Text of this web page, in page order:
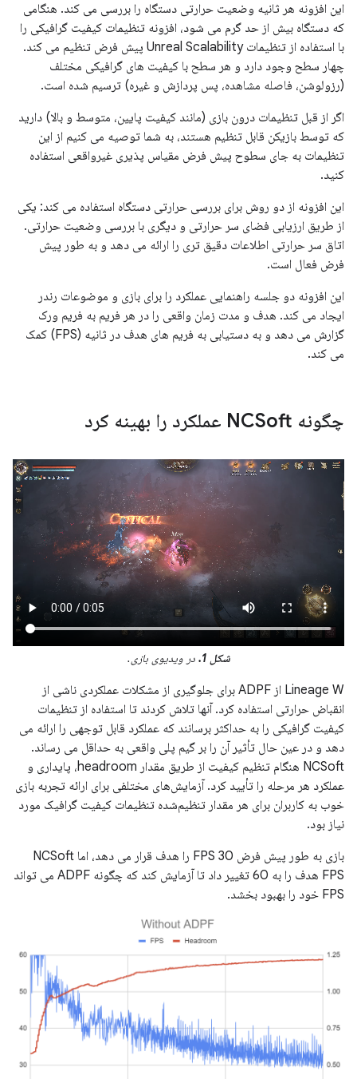
این افزونه هر ثانیه وضعیت حرارتی دستگاه را بررسی می کند. هنگامی
که دستگاه بیش از حد گرم می شود، افزونه تنظیمات کیفیت گرافیکی را
با استفاده از تنظیمات Unreal Scalability پیش فرض تنظیم می کند.
چهار سطح وجود دارد و هر سطح با کیفیت های گرافیکی مختلف
(رزولوشن، فاصله مشاهده، پس پردازش و غیره) ترسیم شده است.
اگر از قبل تنظیمات درون بازی (مانند کیفیت پایین، متوسط ​​و بالا) دارید
که توسط بازیکن قابل تنظیم هستند، به شما توصیه می کنیم از این
تنظیمات به جای سطوح پیش فرض مقیاس پذیری غیرواقعی استفاده
کنید.
این افزونه از دو روش برای بررسی حرارتی دستگاه استفاده می کند: یکی
از طریق ارزیابی فضای سر حرارتی و دیگری با بررسی وضعیت حرارتی.
اتاق سر حرارتی اطلاعات دقیق تری را ارائه می دهد و به طور پیش
فرض فعال است.
این افزونه دو جلسه راهنمایی عملکرد را برای بازی و موضوعات رندر
ایجاد می کند. هدف و مدت زمان واقعی را در هر فریم به فریم ورک
گزارش می دهد و به دستیابی به فریم های هدف در ثانیه (FPS) کمک
می کند.
چگونه NCSoft عملکرد را بهینه کرد
شکل 1. در ویدیوی بازی.
Lineage W از ADPF برای جلوگیری از مشکلات عملکردی ناشی از
انقباض حرارتی استفاده کرد. آنها تلاش کردند تا استفاده از تنظیمات
کیفیت گرافیکی را به حداکثر برسانند که عملکرد قابل توجهی را ارائه می
دهد و در عین حال تأثیر آن را بر گیم پلی واقعی به حداقل می رساند.
NCSoft هنگام تنظیم کیفیت از طریق مقدار headroom، پایداری و
عملکرد هر مرحله را تأیید کرد. آزمایش‌های مختلفی برای ارائه تجربه بازی
خوب به کاربران برای هر مقدار تنظیم‌شده تنظیمات کیفیت گرافیک مورد
نیاز بود.
بازی به طور پیش فرض 30 FPS را هدف قرار می دهد، اما NCSoft
FPS هدف را به 60 تغییر داد تا آزمایش کند که چگونه ADPF می تواند
FPS خود را بهبود بخشد.